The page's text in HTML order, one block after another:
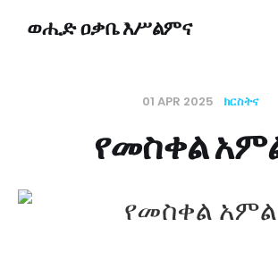
ወሒድ ዐቃቤ እሥልምና
01 APR 2025 ክርስትና
የመስቀል